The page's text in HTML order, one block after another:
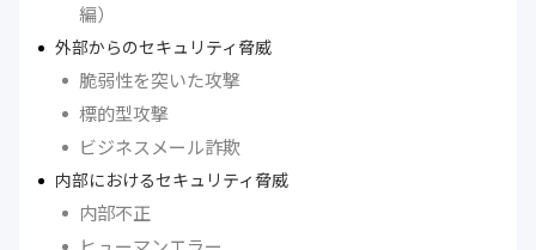
編）
外部からのセキュリティ脅威
脆弱性を突いた攻撃
標的型攻撃
ビジネスメール詐欺
内部におけるセキュリティ脅威
内部不正